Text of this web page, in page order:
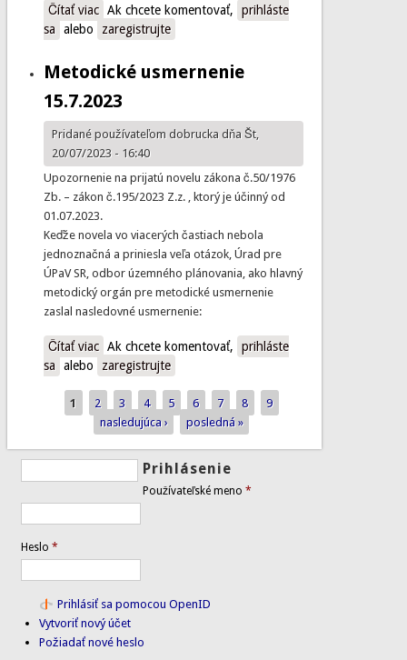
Čítať viaco Výberové konanie na zástupcu ECTP-CEU v
európskych inšittúciách.
Ak chcete komentovať,
prihláste
sa
alebo zaregistrujte
Metodické usmernenie
15.7.2023
Pridané používateľom dobruckadňa Št,
20/07/2023 - 16:40
Upozornenie na prijatú novelu zákona č.50/1976
Zb. – zákon č.195/2023 Z.z. , ktorý je účinný od
01.07.2023.
Keďže novela vo viacerých častiach nebola
jednoznačná a priniesla veľa otázok, Úrad pre
ÚPaV SR, odbor územného plánovania, ako hlavný
metodický orgán pre metodické usmernenie
zaslal nasledovné usmernenie:
Čítať viaco Metodické usmernenie 15.7.2023
Ak chcete komentovať,
prihláste
sa
alebo zaregistrujte
Stránky
1 2 3 4 5 6 7 8
9
nasledujúca ›
posledná »
Prihlásenie
Používateľské meno*
Heslo*
Prihlásiť sa pomocou OpenID
Vytvoriť nový účet
Požiadať nové heslo